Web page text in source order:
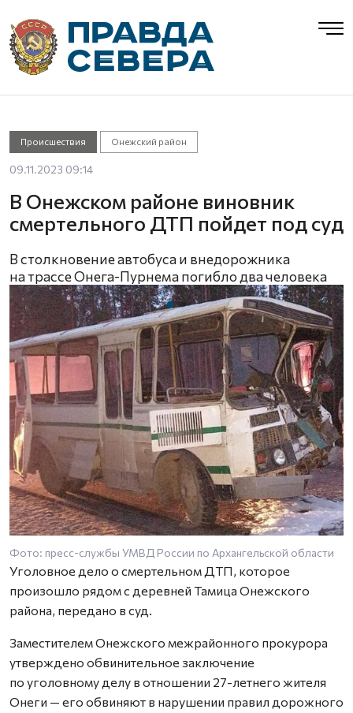
Происшествия Онежский район
09.11.2023 09:14
В Онежском районе виновник
смертельного ДТП пойдет под суд
В столкновение автобуса и внедорожника
на трассе Онега-Пурнема погибло два человека
Фото: пресс-службы УМВД России по Архангельской области
Уголовное дело о смертельном ДТП, которое
произошло рядом с деревней Тамица Онежского
района, передано в суд.
Заместителем Онежского межрайонного прокурора
утверждено обвинительное заключение
по уголовному делу в отношении 27-летнего жителя
Онеги — его обвиняют в нарушении правил дорожного